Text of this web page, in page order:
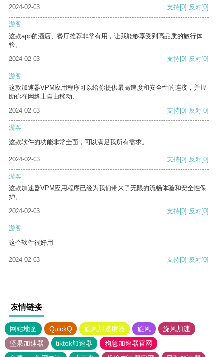
2024-02-03 支持[0] 反对[0]
游客
这款app的酒店、餐厅推荐非常有用，让我能够享受到高品质的旅行体
验。
2024-02-03
支持[0] 反对[0]
游客
这款加速器VPM应用程序可以给你提供最高速度和安全性的连接，并帮
助你在网络上自由移动。
2024-02-03
支持[0] 反对[0]
游客
这款软件的功能非常全面，可以满足我所有需求。
2024-02-03 支持[0] 反对[0]
游客
这款加速器VPM应用程序已经为我们带来了无限的流畅体验和安全性保
护。
2024-02-03
支持[0] 反对[0]
游客
这个软件很好用
2024-02-03 支持[0] 反对[0]
友情链接
网站地图 QuickQ 旋风加速度器 旋风
旋风加速
坚果加速器
tiktok加速器
狗急加速器官网